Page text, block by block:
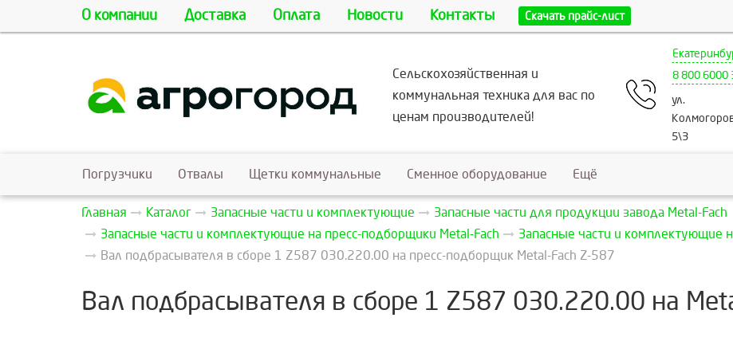
О компании Доставка Оплата Новости Контакты Скачать прайс-лист
Сельскохозяйственная и
коммунальная техника для вас по
ценам производителей!
8 800 6000
ул.
5\3
Погрузчики Отвалы Щетки коммунальные Сменное оборудование Ещё
Главная Каталог Запасные части и комплектующие
Запасные части для продукции завода Metal-Fach
Запасные части и комплектующие на пресс-подборщики Metal-Fach
Запасные части и комплектующие
Вал подбрасывателя в сборе 1 Z587 030.220.00 на пресс-подборщик Metal-Fach Z-587
Вал подбрасывателя в сборе 1 Z587 030.220.00 на